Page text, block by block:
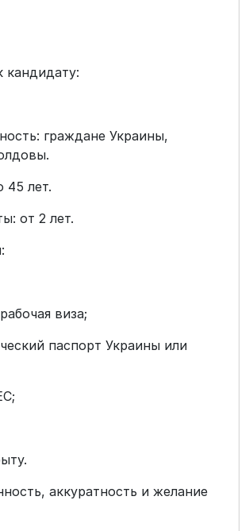
кандидату:
граждане Украины,
45 лет.
от 2 лет.
виза;
паспорт Украины или
аккуратность и желание